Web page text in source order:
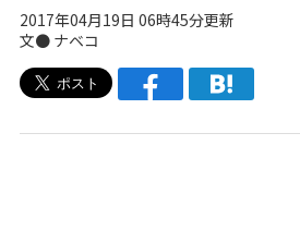
2017年04月19日 06時45分更新
文● ナベコ